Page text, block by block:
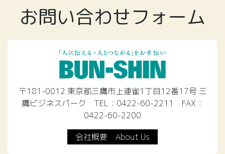
お問い合わせフォーム
〒181-0012 東京都三鷹市上連雀1丁目12番17号 三
鷹ビジネスパーク TEL：0422-60-2211 FAX：
0422-60-2200
会社概要 About Us